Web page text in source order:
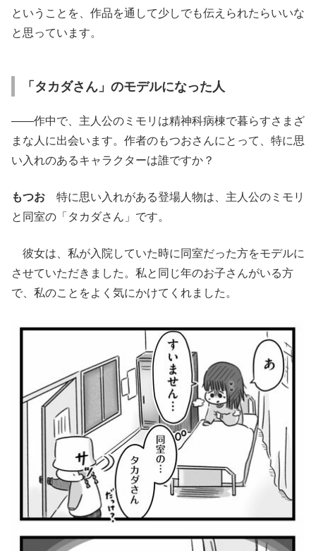
ということを、作品を通して少しでも伝えられたらいいな
と思っています。
「タカダさん」のモデルになった人
――作中で、主人公のミモリは精神科病棟で暮らすさまざ
まな人に出会います。作者のもつおさんにとって、特に思
い入れのあるキャラクターは誰ですか？
もつお 特に思い入れがある登場人物は、主人公のミモリ
と同室の「タカダさん」です。
彼女は、私が入院していた時に同室だった方をモデルに
させていただきました。私と同じ年のお子さんがいる方
で、私のことをよく気にかけてくれました。